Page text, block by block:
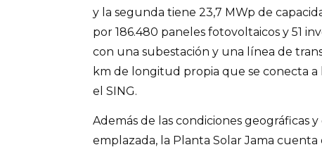
y la segunda tiene 23,7 MWp de
por 186.480 paneles fotovoltaicos y 51
con una subestación y una línea de
km de longitud propia que se conecta a
el SING.
Además de las condiciones geográficas
emplazada, la Planta Solar Jama